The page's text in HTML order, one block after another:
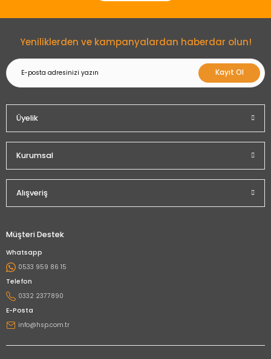
Yeniliklerden ve kampanyalardan haberdar olun!
Kayıt Ol
Üyelik
Kurumsal
Alışveriş
Müşteri Destek
Whatsapp
0533 959 86 15
Telefon
0332 2377890
E-Posta
info@hsp.com.tr